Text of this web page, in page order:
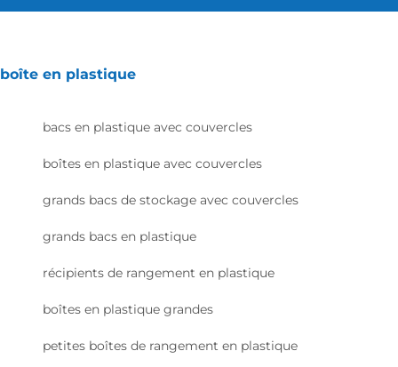
boîte en plastique
bacs en plastique avec couvercles
boîtes en plastique avec couvercles
grands bacs de stockage avec couvercles
grands bacs en plastique
récipients de rangement en plastique
boîtes en plastique grandes
petites boîtes de rangement en plastique